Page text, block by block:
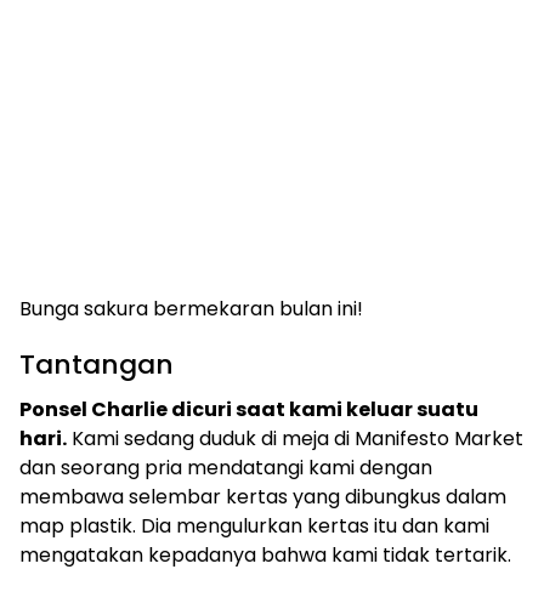
Bunga sakura bermekaran bulan ini!
Tantangan
Ponsel Charlie dicuri saat kami keluar suatu
hari. Kami sedang duduk di meja di Manifesto Market
dan seorang pria mendatangi kami dengan
membawa selembar kertas yang dibungkus dalam
map plastik. Dia mengulurkan kertas itu dan kami
mengatakan kepadanya bahwa kami tidak tertarik.